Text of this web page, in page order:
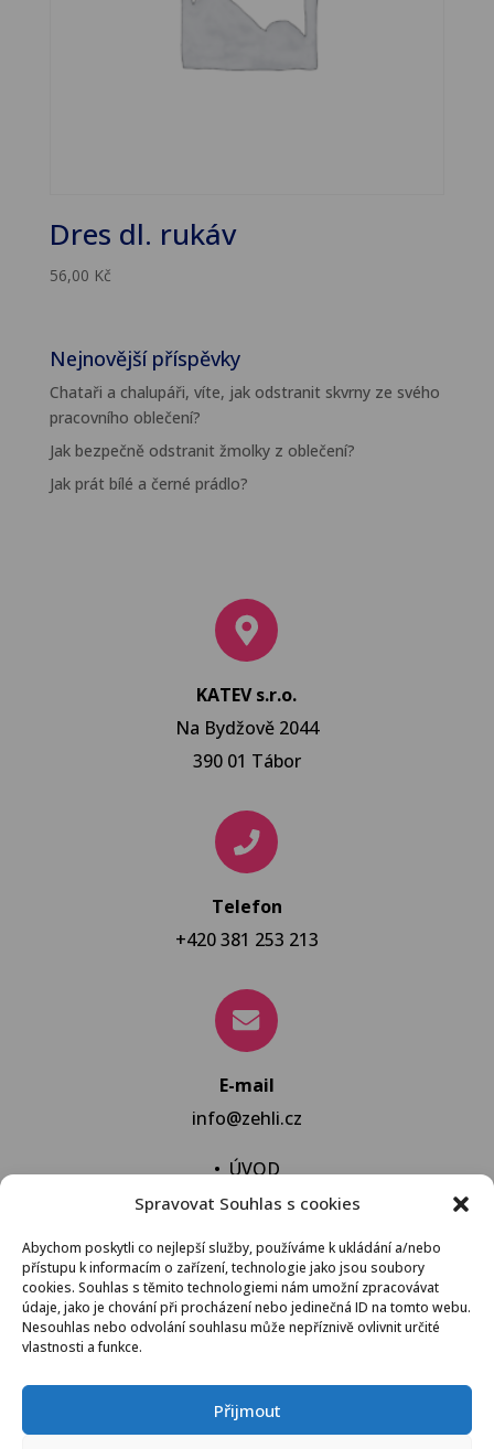
Spravovat Souhlas s cookies
Abychom poskytli co nejlepší služby, používáme k ukládání a/nebo
přístupu k informacím o zařízení, technologie jako jsou soubory
cookies. Souhlas s těmito technologiemi nám umožní zpracovávat
údaje, jako je chování při procházení nebo jedinečná ID na tomto webu.
Nesouhlas nebo odvolání souhlasu může nepříznivě ovlivnit určité
vlastnosti a funkce.
Přijmout
Dres dl. rukáv
56,00 Kč
Nejnovější příspěvky
Chataři a chalupáři, víte, jak odstranit skvrny ze svého
pracovního oblečení?
Jak bezpečně odstranit žmolky z oblečení?
Jak prát bílé a černé prádlo?
KATEV s.r.o.
Na Bydžově 2044
390 01 Tábor
Telefon
+420 381 253 213
E-mail
info@zehli.cz
•ÚVOD
• NOVINKY
•NECHAT VYPRAT
•KONTAKT
VŠEOBECNÉ OBCHODNÍ PODMÍNKY